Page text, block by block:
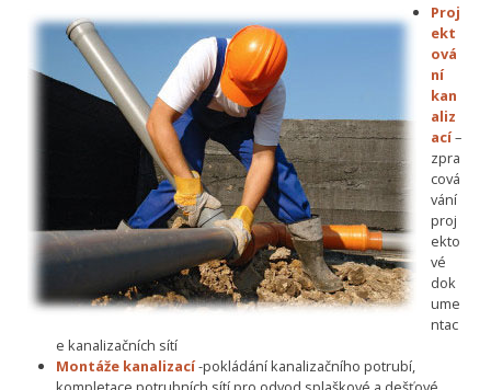
Proj
ekt
ová
ní
kan
aliz
ací–
zpra
cová
vání
proj
ekto
vé
dok
ume
ntac
e kanalizačních sítí
Montáže kanalizací-pokládání kanalizačního potrubí,